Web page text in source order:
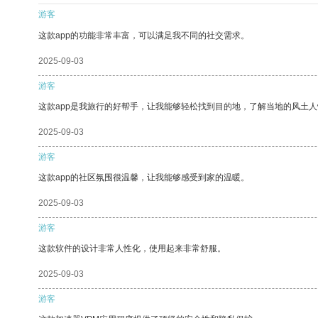
游客
这款app的功能非常丰富，可以满足我不同的社交需求。
2025-09-03
游客
这款app是我旅行的好帮手，让我能够轻松找到目的地，了解当地的风土
2025-09-03
游客
这款app的社区氛围很温馨，让我能够感受到家的温暖。
2025-09-03
游客
这款软件的设计非常人性化，使用起来非常舒服。
2025-09-03
游客